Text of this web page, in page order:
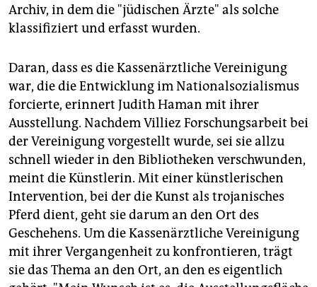
Archiv, in dem die "jüdischen Ärzte" als solche
klassifiziert und erfasst wurden.
Daran, dass es die Kassenärztliche Vereinigung
war, die die Entwicklung im Nationalsozialismus
forcierte, erinnert Judith Haman mit ihrer
Ausstellung. Nachdem Villiez Forschungsarbeit bei
der Vereinigung vorgestellt wurde, sei sie allzu
schnell wieder in den Bibliotheken verschwunden,
meint die Künstlerin. Mit einer künstlerischen
Intervention, bei der die Kunst als trojanisches
Pferd dient, geht sie darum an den Ort des
Geschehens. Um die Kassenärztliche Vereinigung
mit ihrer Vergangenheit zu konfrontieren, trägt
sie das Thema an den Ort, an den es eigentlich